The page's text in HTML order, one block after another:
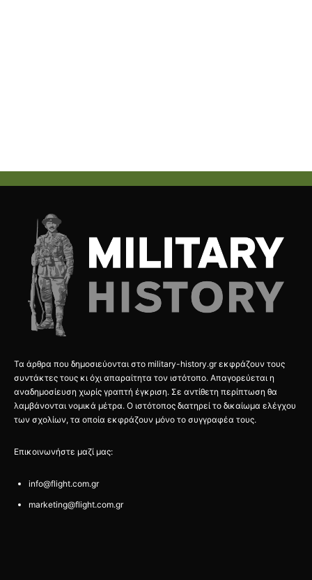
Τα άρθρα που δημοσιεύονται στο military-history.gr εκφράζουν τους
συντάκτες τους κι όχι απαραίτητα τον ιστότοπο. Απαγορεύεται η
αναδημοσίευση χωρίς γραπτή έγκριση. Σε αντίθετη περίπτωση θα
λαμβάνονται νομικά μέτρα. Ο ιστότοπος διατηρεί το δικαίωμα ελέγχου
των σχολίων, τα οποία εκφράζουν μόνο το συγγραφέα τους.
Επικοινωνήστε μαζί μας:
info@flight.com.gr
marketing@flight.com.gr